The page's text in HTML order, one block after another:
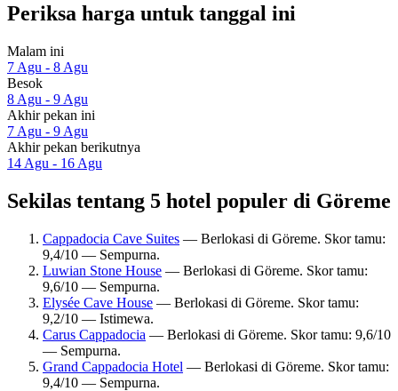
Periksa harga untuk tanggal ini
Malam ini
7 Agu - 8 Agu
Besok
8 Agu - 9 Agu
Akhir pekan ini
7 Agu - 9 Agu
Akhir pekan berikutnya
14 Agu - 16 Agu
Sekilas tentang 5 hotel populer di Göreme
Cappadocia Cave Suites — Berlokasi di Göreme. Skor tamu:
9,4/10 — Sempurna.
Luwian Stone House — Berlokasi di Göreme. Skor tamu:
9,6/10 — Sempurna.
Elysée Cave House — Berlokasi di Göreme. Skor tamu:
9,2/10 — Istimewa.
Carus Cappadocia — Berlokasi di Göreme. Skor tamu: 9,6/10
— Sempurna.
Grand Cappadocia Hotel — Berlokasi di Göreme. Skor tamu:
9,4/10 — Sempurna.